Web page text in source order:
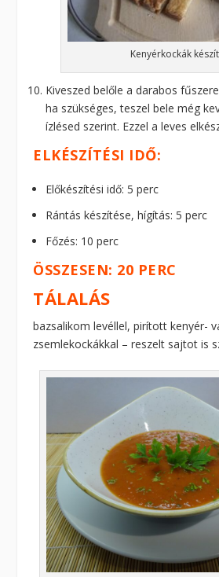
Kenyérkockák
Kiveszed belőle a darabos
ha szükséges, teszel bele még
ízlésed szerint. Ezzel a leves
ELKÉSZÍTÉSI IDŐ:
Előkészítési idő: 5 perc
Rántás készítése, hígítás: 5 perc
Főzés: 10 perc
ÖSSZESEN: 20 PERC
TÁLALÁS
bazsalikom levéllel, pirított kenyér-
zsemlekockákkal – reszelt sajtot is